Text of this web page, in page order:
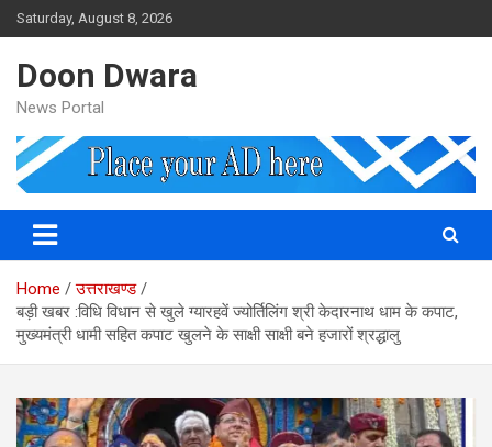
Skip
to
Saturday, August 8, 2026
Doon Dwara
News Portal
Home
उत्तराखण्ड
बड़ी खबर :विधि विधान से खुले ग्यारहवें ज्योर्तिलिंग श्री केदारनाथ धाम के कपाट,
मुख्यमंत्री धामी सहित कपाट खुलने के साक्षी साक्षी बने हजारों श्रद्धालु